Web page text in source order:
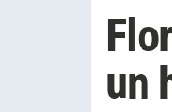
un